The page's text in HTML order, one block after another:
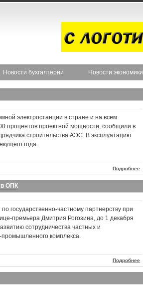
Новости бухгалтерии Новости экономики
электростанции в стране и на всем
процентов проектной мощности, сообщили в
строительства АЭС. В эксплуатацию
года.
Подробнее
в ОПК
государственно-частному партнерству при
премьера Дмитрия Рогозина, до 1 декабря
сотрудничества частных и
промышленного комплекса.
Подробнее